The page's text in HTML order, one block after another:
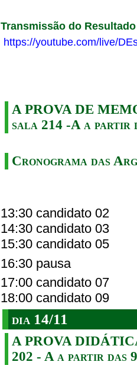
Transmissão do
https://youtube.com/live/
A PROVA DE
sala 214 -A a partir
Cronograma das
13:30 candidato 02
14:30 candidato 03
15:30 candidato 05
16:30 pausa
17:00 candidato 07
18:00 candidato 09
dia 14/11
A PROVA
202 - A a partir das